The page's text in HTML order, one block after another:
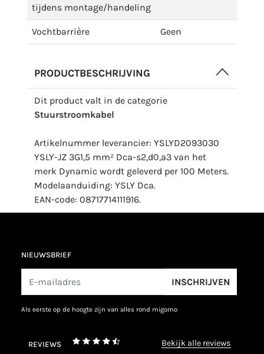
tijdens montage/handeling
Vochtbarrière Geen
PRODUCTBESCHRIJVING
Dit product valt in de categorie
Stuurstroomkabel
Artikelnummer leverancier: YSLYD2093030
YSLY-JZ 3G1,5 mm² Dca-s2,d0,a3 van het
merk Dynamic wordt geleverd per 100 Meters.
Modelaanduiding: YSLY Dca.
EAN-code: 08717714111916.
NIEUWSBRIEF
INSCHRIJVEN
als eerste op de hoogte zijn van alles rond migomo
REVIEWS bekijk alle reviews